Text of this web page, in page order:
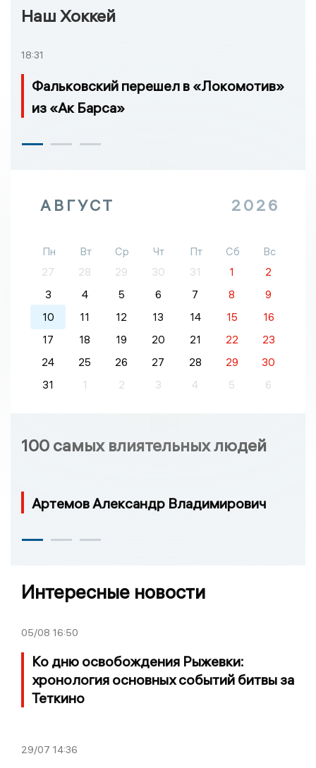
Наш Хоккей
18:31
Фальковский перешел в «Локомотив»
из «Ак Барса»
АВГУСТ 2026
Пн Вт Ср Чт Пт Сб
Вс
27
28 29 30 31 1
2
3
4 5 6 7 8
9
10
11 12 13 14 15
16
17
18 19 20 21 22
23
24
25 26 27 28 29
30
31
1 2 3 4 5 6
100 самых влиятельных людей
Артемов Александр Владимирович
Интересные новости
05/08 16:50
Ко дню освобождения Рыжевки:
хронология основных событий битвы за
Теткино
29/07 14:36